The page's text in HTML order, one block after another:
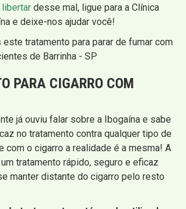
libertar desse mal, ligue para a Clínica
e deixe-nos ajudar você!
tratamento para parar de fumar com
de Barrinha - SP
PARA CIGARRO COM
já ouviu falar sobre a Ibogaína e sabe
no tratamento contra qualquer tipo de
com o cigarro a realidade é a mesma! A
tratamento rápido, seguro e eficaz
manter distante do cigarro pelo resto